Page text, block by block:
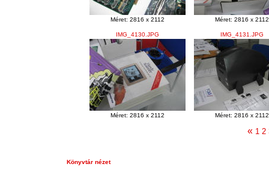
Méret: 2816 x 2112 Méret: 2816 x 2112
IMG_4130.JPG
Méret: 2816 x 2112
IMG_4131.JPG
Méret: 2816 x 2112
« 1 2
Könyvtár nézet